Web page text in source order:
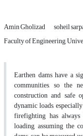
Amin Gholizad
soheil
Faculty of Engineering,
Earthen dams have a
communities, so the
construction and safe
dynamic loads,
firefighting has
loading, assuming the